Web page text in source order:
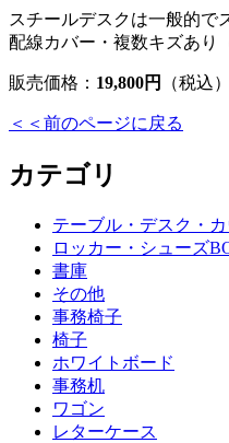
スチールデスクは一般的で
配線カバー・複数キズあり
販売価格： 19,800円 （税込）
＜＜前のページに戻る
カテゴリ
テーブル・デスク・
ロッカー・シューズ
書庫
その他
事務椅子
椅子
ホワイトボード
事務机
ワゴン
レターケース